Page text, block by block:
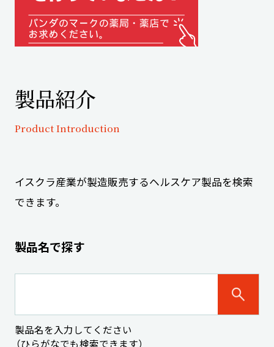
製品紹介
Product Introduction
イスクラ産業が製造販売するヘルスケア製品を検索
できます。
製品名で探す
製品名を入力してください
（ひらがなでも検索できます）